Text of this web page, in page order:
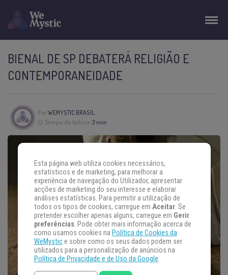
BIENAL DE SP DEBATERÁ RELIGIÃO E
CONTEMPORANEIDADE
PorWEMYSTIC BRASIL
Tempo de leitura: 3 min
Esta página web utiliza cookies necessários,
estatísticos e de marketing, para melhorar a
experiência de navegação do Utilizador, apresentar
acções de marketing do seu interesse e elaborar
análises estatísticas. Para permitir a utilização de
todos os tipos de cookies, carregue em Aceitar. Se
pretender escolher apenas alguns, carregue em Gerir
preferências. Pode obter mais informação acerca de
como usamos cookies na Política de Cookies da
WeMystice sobre como os seus dados podem ser
utilizados para a personalização de anúncios na
Política de Privacidade e de Uso da Google.